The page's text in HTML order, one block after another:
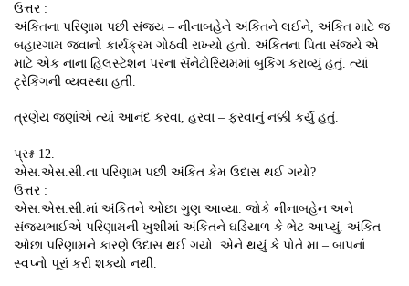
ઉત્તર :
અંકિતના પરિણામ પછી સંજય – નીનાબહેને અંકિતને લઈને, અંકિત માટે જ
બહારગામ જવાનો કાર્યક્રમ ગોઠવી રાખ્યો હતો. અંકિતના પિતા સંજયે એ
માટે એક નાના હિલસ્ટેશન પરના સૅનેટોરિયમમાં બુકિંગ કરાવ્યું હતું. ત્યાં
ટ્રેકિંગની વ્યવસ્થા હતી.
ત્રણેય જણાંએ ત્યાં આનંદ કરવા, હરવા – ફરવાનું નક્કી કર્યું હતું.
પ્રશ્ન 12.
એસ.એસ.સી.ના પરિણામ પછી અંકિત કેમ ઉદાસ થઈ ગયો?
ઉત્તર :
એસ.એસ.સી.માં અંકિતને ઓછા ગુણ આવ્યા. જોકે નીનાબહેન અને
સંજયભાઈએ પરિણામની ખુશીમાં અંકિતને ઘડિયાળ કે ભેટ આપ્યું. અંકિત
ઓછા પરિણામને કારણે ઉદાસ થઈ ગયો. એને થયું કે પોતે મા – બાપનાં
સ્વપ્નો પૂરાં કરી શક્યો નથી.